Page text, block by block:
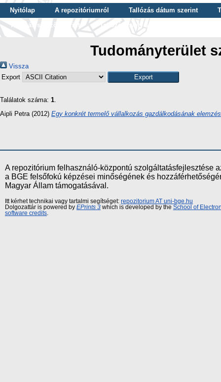
Nyitólap A repozitóriumról Tallózás dátum szerint
Tallózás szerző szerint
Tallózás nyelv szerint
Tudományterület
Vissza
Export
Találatok száma: 1.
Aipli Petra (2012) Egy konkrét termelő vállalkozás gazdálkodásának
A repozitórium felhasználó-központú szolgáltatásfejlesztése
a BGE felsőfokú képzései minőségének és
Magyar Állam támogatásával.
Itt kérhet technikai vagy tartalmi segítséget: repozitorium AT uni-bge.hu
Dolgozattár is powered by EPrints 3 which is developed by the School of
software credits